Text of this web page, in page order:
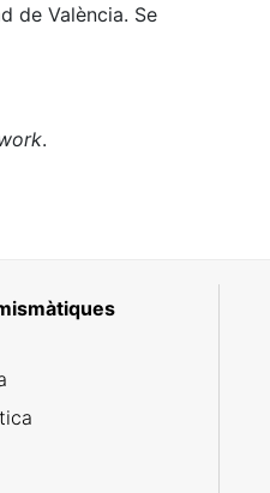
de València. Se
.